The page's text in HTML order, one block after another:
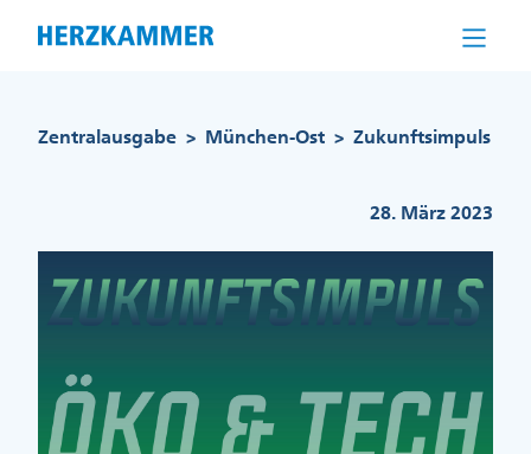
Zentralausgabe > München-Ost > Zukunftsimpuls
28. März 2023